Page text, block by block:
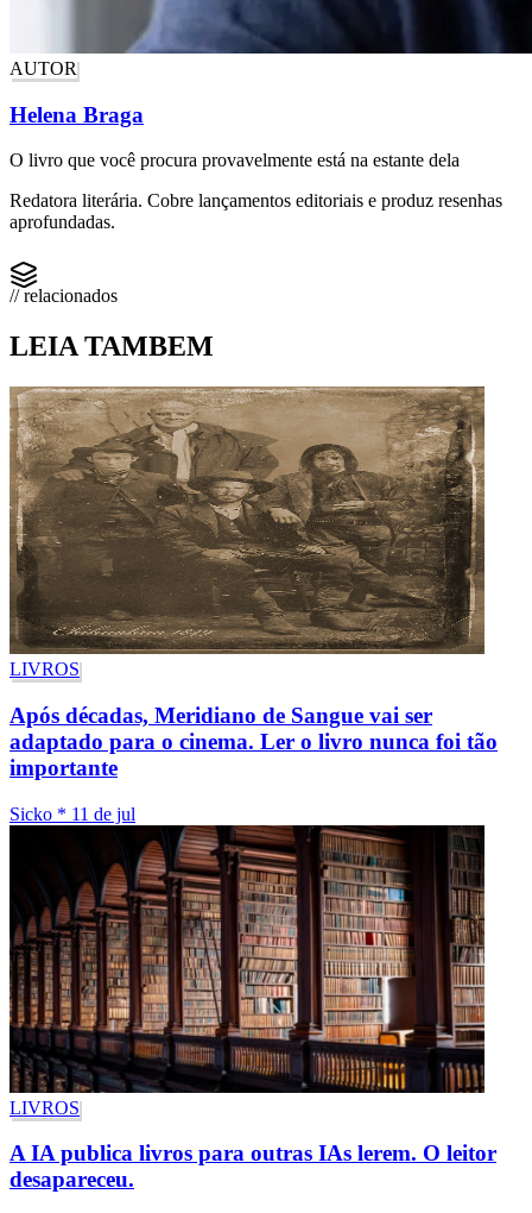
AUTOR
Helena Braga
O livro que você procura provavelmente está na estante dela
Redatora literária. Cobre lançamentos editoriais e produz resenhas
aprofundadas.
// relacionados
LEIA TAMBEM
LIVROS
Após décadas, Meridiano de Sangue vai ser
adaptado para o cinema. Ler o livro nunca foi tão
importante
Sicko * 11 de jul
LIVROS
A IA publica livros para outras IAs lerem. O leitor
desapareceu.